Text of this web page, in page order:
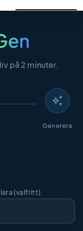
på 2 minuter.
auto_awesome
Generera
(valfritt)